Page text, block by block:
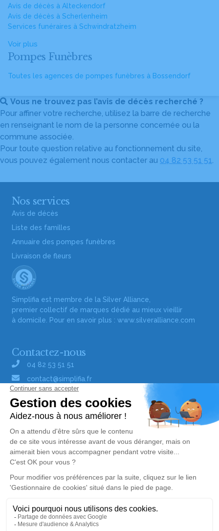
Avis de décès à Alteckendorf
Avis de décès à Scherlenheim
Services funéraires à Schwindratzheim
Voir plus
Pompes Funèbres
Toutes les agences de pompes funèbres à Bossendorf
Vous ne trouvez pas l’avis de décès recherché ?
Pour affiner votre recherche, utilisez la barre de recherche
en renseignant le nom de la personne concernée ou la
commune associée.
Pour toute question relative au fonctionnement du site,
vous pouvez également nous contacter au 04 82 53 51 51.
Nos services
Avis de décès
Liste des familles
Annuaire des pompes funèbres
Livraison de fleurs
Simplifia est membre de la Silver Alliance,
premier collectif de marques dédié au mieux vieillir
à domicile. Pour en savoir plus : www.silveralliance.com
Contactez-nous
04 82 53 51 51
contact@simplifia.fr
Réseaux sociaux
Liens utiles
Publier un avis de décès
Signaler un abus/une erreur
Consultez nos offres d'emploi
Politique de traitement des données